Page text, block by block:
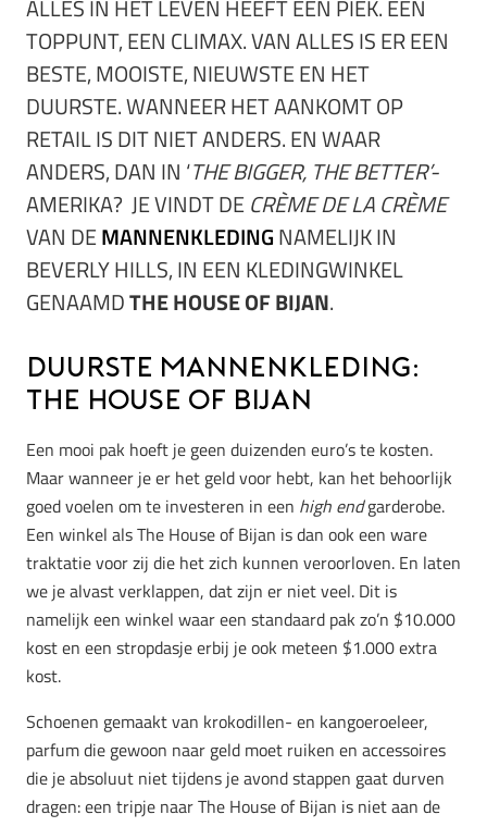
ALLES IN HET LEVEN HEEFT EEN PIEK. EEN
TOPPUNT, EEN CLIMAX. VAN ALLES IS ER EEN
BESTE, MOOISTE, NIEUWSTE EN HET
DUURSTE. WANNEER HET AANKOMT OP
RETAIL IS DIT NIET ANDERS. EN WAAR
ANDERS, DAN IN ‘THE BIGGER, THE BETTER’-
AMERIKA? JE VINDT DECRÈME DE LA CRÈME
VAN DEMANNENKLEDINGNAMELIJK IN
BEVERLY HILLS, IN EEN KLEDINGWINKEL
GENAAMDTHE HOUSE OF BIJAN.
Duurste mannenkleding:
The House of Bijan
Een mooi pak hoeft je geen duizenden euro’s te kosten.
Maar wanneer je er het geld voor hebt, kan het behoorlijk
goed voelen om te investeren in een high endgarderobe.
Een winkel als The House of Bijan is dan ook een ware
traktatie voor zij die het zich kunnen veroorloven. En laten
we je alvast verklappen, dat zijn er niet veel. Dit is
namelijk een winkel waar een standaard pak zo’n $10.000
kost en een stropdasje erbij je ook meteen $1.000 extra
kost.
Schoenen gemaakt van krokodillen- en kangoeroeleer,
parfum die gewoon naar geld moet ruiken en accessoires
die je absoluut niet tijdens je avond stappen gaat durven
dragen: een tripje naar The House of Bijan is niet aan de